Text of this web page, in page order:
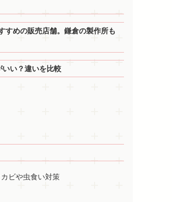
すめの販売店舗。鎌倉の製作所も
い？違いを比較
ビや虫食い対策